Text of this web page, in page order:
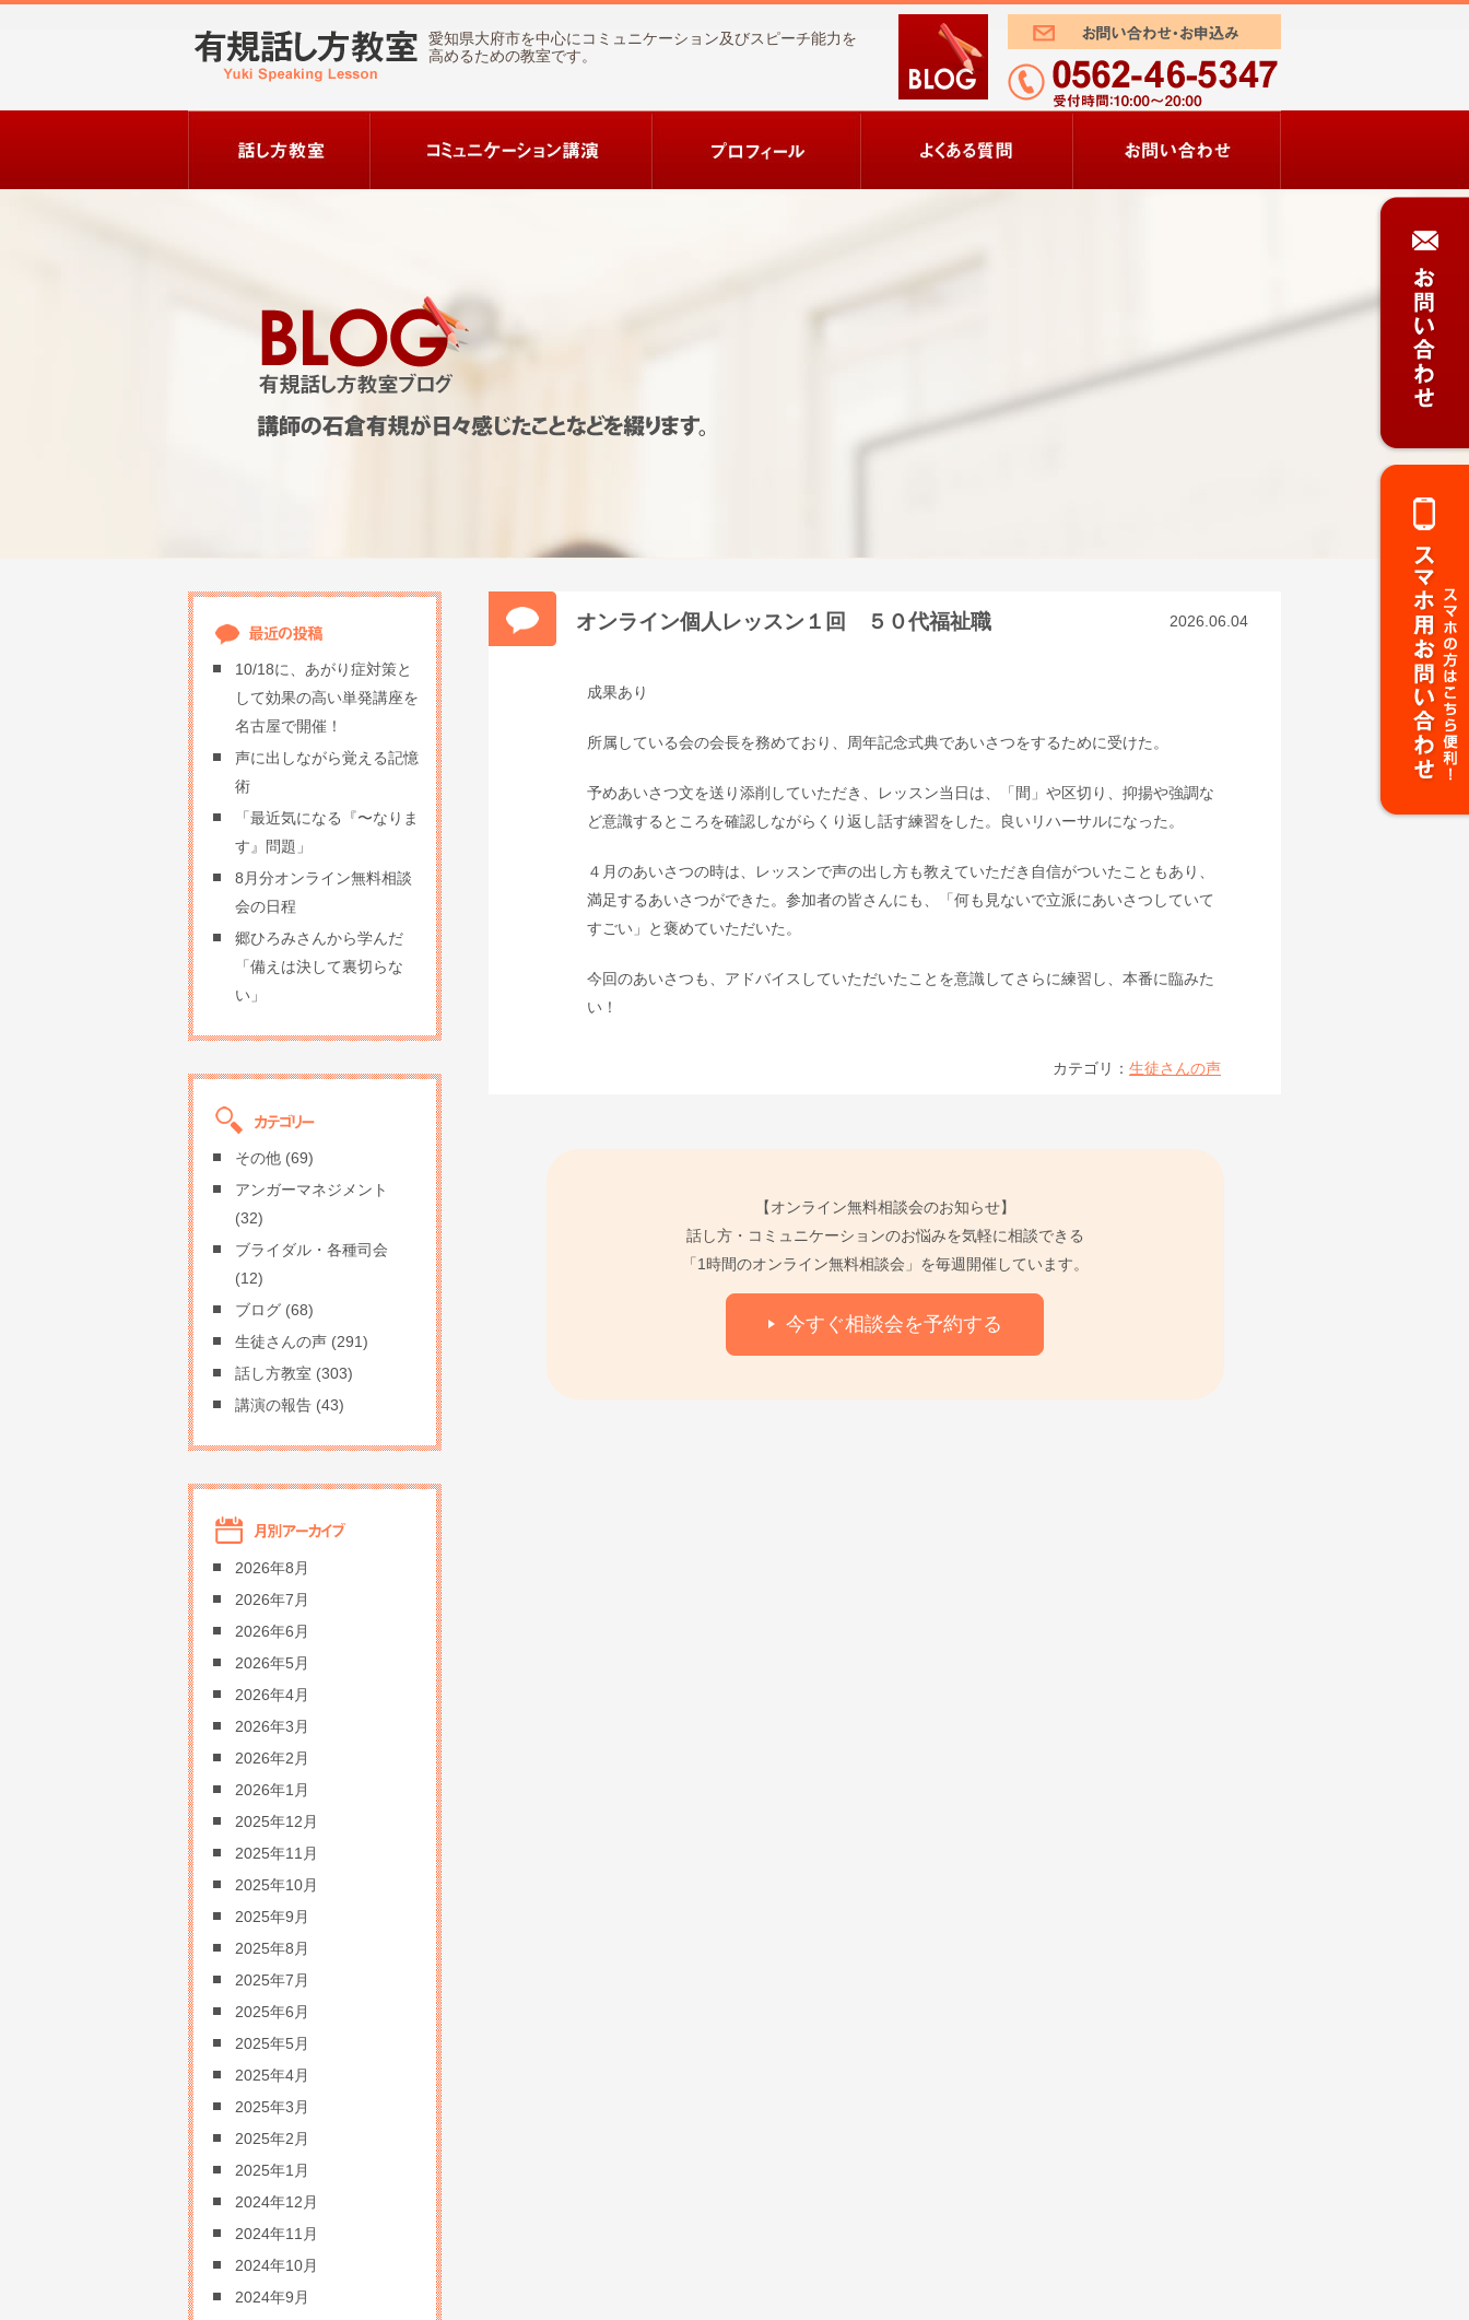
愛知県大府市を中心にコミュニケーション及びスピーチ能力を
高めるための教室です。
オンライン個人レッスン１回 ５０代福祉職 2026.06.04
成果あり
所属している会の会長を務めており、周年記念式典であいさつをするために受けた。
予めあいさつ文を送り添削していただき、レッスン当日は、「間」や区切り、抑揚や強調な
ど意識するところを確認しながらくり返し話す練習をした。良いリハーサルになった。
４月のあいさつの時は、レッスンで声の出し方も教えていただき自信がついたこともあり、
満足するあいさつができた。参加者の皆さんにも、「何も見ないで立派にあいさつしていて
すごい」と褒めていただいた。
今回のあいさつも、アドバイスしていただいたことを意識してさらに練習し、本番に臨みた
い！
カテゴリ： 生徒さんの声
【オンライン無料相談会のお知らせ】
話し方・コミュニケーションのお悩みを気軽に相談できる
「1時間のオンライン無料相談会」を毎週開催しています。
今すぐ相談会を予約する
10/18に、あがり症対策と
して効果の高い単発講座を
名古屋で開催！
声に出しながら覚える記憶
術
「最近気になる『〜なりま
す』問題」
8月分オンライン無料相談
会の日程
郷ひろみさんから学んだ
「備えは決して裏切らな
い」
その他 (69)
アンガーマネジメント
(32)
ブライダル・各種司会
(12)
ブログ (68)
生徒さんの声 (291)
話し方教室 (303)
講演の報告 (43)
2026年8月
2026年7月
2026年6月
2026年5月
2026年4月
2026年3月
2026年2月
2026年1月
2025年12月
2025年11月
2025年10月
2025年9月
2025年8月
2025年7月
2025年6月
2025年5月
2025年4月
2025年3月
2025年2月
2025年1月
2024年12月
2024年11月
2024年10月
2024年9月